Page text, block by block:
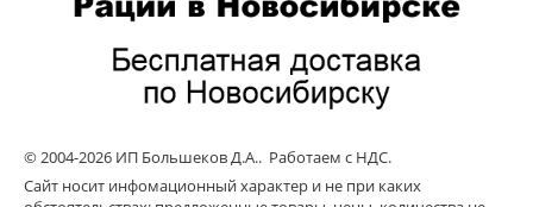
© 2004-2026 ИП Большеков Д.А.. Работаем с НДС.
Сайт носит инфомационный характер и не при каких